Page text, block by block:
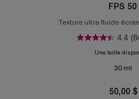
FPS 50
Texture ultra fluide
4.4
Une taille
30 ml
50,00 $